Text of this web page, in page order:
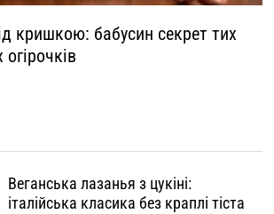
кришкою: бабусин секрет тих
Веганська лазанья з цукіні:
італійська класика без краплі тіста